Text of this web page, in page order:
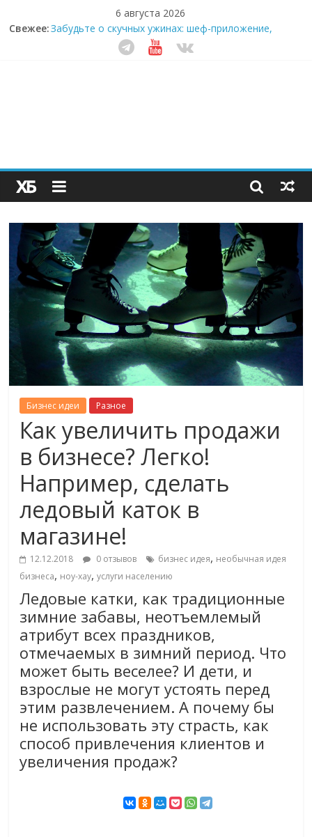
6 августа 2026
Свежее:
Секрет супергидратации: почему кокосовая вода с
пребиотиками становится главным трендом
здорового питания
Забудьте о скучных ужинах: шеф-приложение,
Как простая наклейка заставляет миллионы людей
не забывать о самом важном креме этим летом
Бизнес идеи Разное
Как увеличить продажи
в бизнесе? Легко!
Например, сделать
ледовый каток в
магазине!
12.12.2018 0 отзывов бизнес идея, необычная идея
бизнеса, ноу-хау,услуги населению
Ледовые катки, как традиционные
зимние забавы, неотъемлемый
атрибут всех праздников,
отмечаемых в зимний период. Что
может быть веселее? И дети, и
взрослые не могут устоять перед
этим развлечением. А почему бы
не использовать эту страсть, как
способ привлечения клиентов и
увеличения продаж?